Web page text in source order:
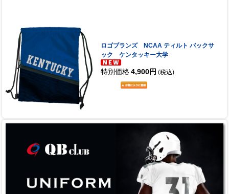
ロゴブランズ NCAA ティルト バックサ
ック ケンタッキー大学
特別価格 4,900円 (税込)